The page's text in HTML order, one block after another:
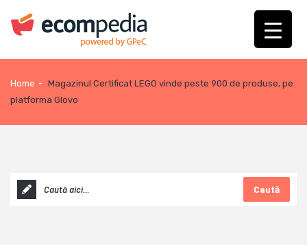
Home - Magazinul Certificat LEGO vinde peste 900 de produse, pe
platforma Glovo
Caută